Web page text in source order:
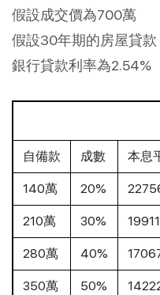
假設成交價為700萬
假設30年期的房屋貸款
銀行貸款利率為2.54%
自備款 成數 本息
140萬 20%
210萬 30% 19911
280萬 40%
350萬 50%